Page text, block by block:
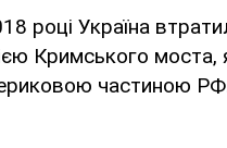
році Україна
Кримського моста,
частиною